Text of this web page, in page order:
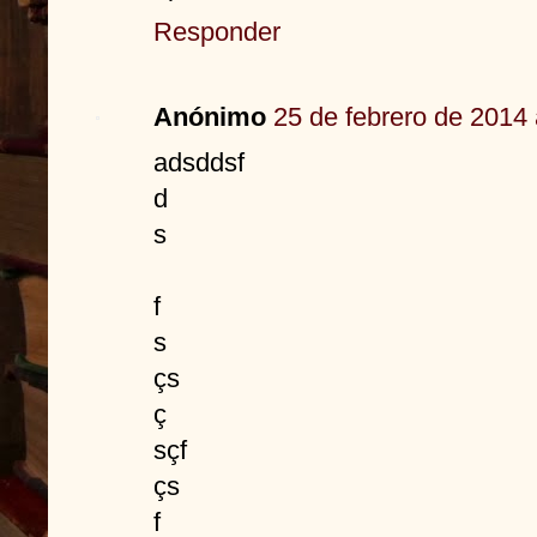
Responder
Anónimo 25 de febrero de 2014
adsddsf
d
s
f
s
çs
ç
sçf
çs
f